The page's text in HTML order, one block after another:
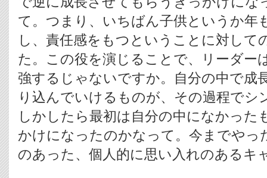
て。つまり、いちばん子供というか年
し、責任感をもつということに対して
た。この役を演じることで、リーダー
強するじゃないですか。自分の中で成
り込んでいけるものが、その過程でシ
しかしたら最初は自分の中になかった
かけになったのかなって。今までやっ
のあった、個人的に思い入れのあるキ